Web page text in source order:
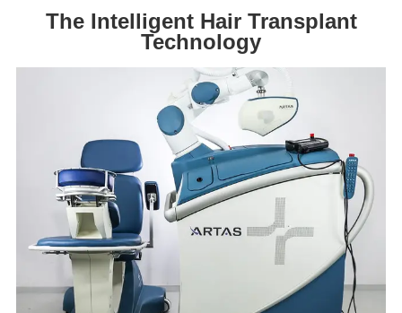
The Intelligent Hair Transplant
Technology